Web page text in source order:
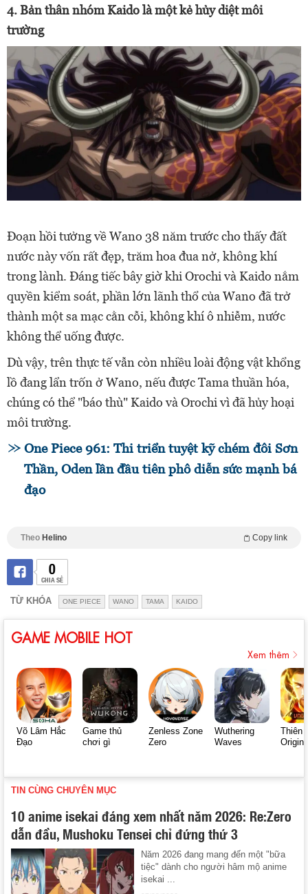
4. Bản thân nhóm Kaido là một kẻ hủy diệt môi
trường
Đoạn hồi tưởng về Wano 38 năm trước cho thấy đất
nước này vốn rất đẹp, trăm hoa đua nở, không khí
trong lành. Đáng tiếc bây giờ khiOrochi và Kaido nắm
quyền kiểm soát, phần lớn lãnh thổ của Wano đã trở
thành một sa mạc cằn cỗi, không khí ô nhiễm, nước
không thể uống được.
Dù vậy, trên thực tế vẫn còn nhiều loài động vật khổng
lồ đang lẩn trốn ở Wano, nếu được Tama thuần hóa,
chúng có thể "báo thù" Kaido và Orochi vìđã hủy hoại
môi trường.
One Piece 961: Thi triển tuyệt kỹ chém đôi Sơn
Thần, Oden lần đầu tiên phô diễn sức mạnh bá
đạo
Theo Helino Copy link
0
CHIA SẺ
TỪ KHÓA ONE PIECE WANO TAMA KAIDO
GAME MOBILE HOT
Xem thêm
Võ Lâm Hắc
Đạo
Game thủ
chơi gì
Zenless Zone
Zero
Wuthering
Waves
Thiên
Origin
TIN CÙNG CHUYÊN MỤC
10 anime isekai đáng xem nhất năm 2026: Re:Zero
dẫn đầu, Mushoku Tensei chỉ đứng thứ 3
Năm 2026 đang mang đến một "bữa
tiệc" dành cho người hâm mộ anime
isekai ...